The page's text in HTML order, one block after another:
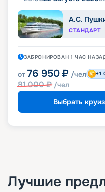
А.С.
СТАНДАРТ
ЗАБРОНИРОВАН 1 ЧАС
от 76 950 ₽ /чел
81 000₽ /чел
+1
Выбрать круиз
Лучшие